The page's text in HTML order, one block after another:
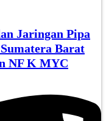
Jaringan Pipa
Barat
NF K MYC